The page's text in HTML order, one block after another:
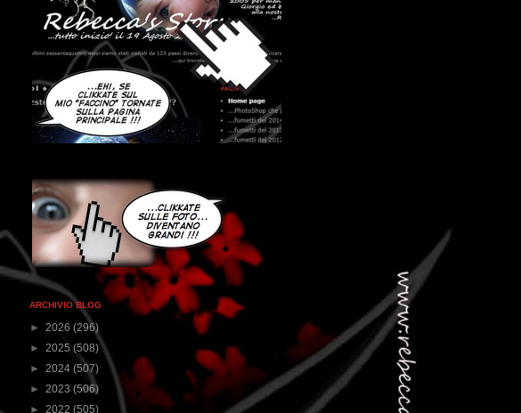
ARCHIVIO BLOG
► 2026 (296)
► 2025 (508)
► 2024 (507)
► 2023 (506)
► 2022 (505)